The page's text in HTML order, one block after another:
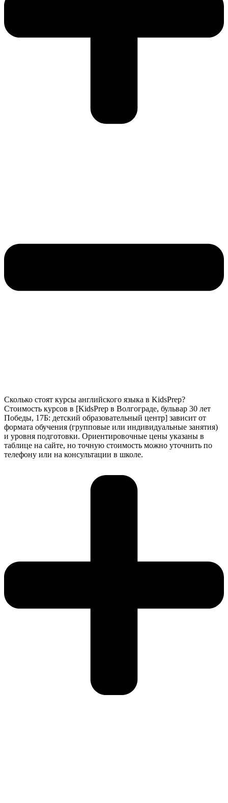
Сколько стоят курсы английского языка в KidsPrep?
Стоимость курсов в [KidsPrep в Волгограде, бульвар 30 лет
Победы, 17Б: детский образовательный центр] зависит от
формата обучения (групповые или индивидуальные занятия)
и уровня подготовки. Ориентировочные цены указаны в
таблице на сайте, но точную стоимость можно уточнить по
телефону или на консультации в школе.